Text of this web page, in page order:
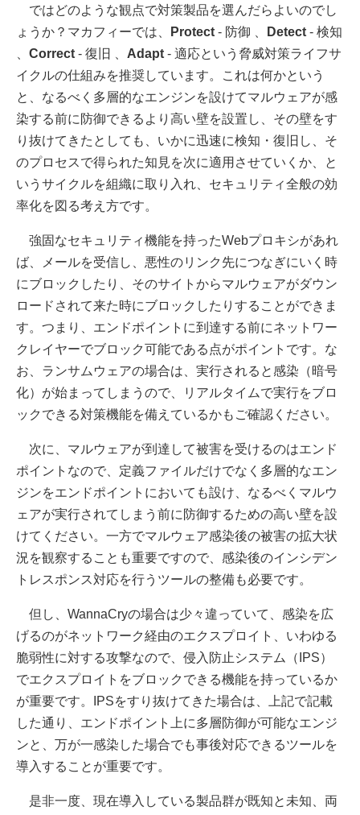
ではどのような観点で対策製品を選んだらよいのでし
ょうか？マカフィーでは、
Protect - 防御 、 Detect - 検知
Correct - 復旧 、 Adapt - 適応という脅威対策ライフサ
イクルの仕組みを推奨しています。これは何かという
と、なるべく多層的なエンジンを設けてマルウェアが感
染する前に防御できるより高い壁を設置し、その壁をす
り抜けてきたとしても、いかに迅速に検知・復旧し、そ
のプロセスで得られた知見を次に適用させていくか、と
いうサイクルを組織に取り入れ、セキュリティ全般の効
率化を図る考え方です。
強固なセキュリティ機能を持ったWebプロキシがあれ
ば、メールを受信し、悪性のリンク先につなぎにいく時
にブロックしたり、そのサイトからマルウェアがダウン
ロードされて来た時にブロックしたりすることができま
す。つまり、エンドポイントに到達する前にネットワー
クレイヤーでブロック可能である点がポイントです。な
お、ランサムウェアの場合は、実行されると感染（暗号
化）が始まってしまうので、リアルタイムで実行をブロ
ックできる対策機能を備えているかもご確認ください。
次に、マルウェアが到達して被害を受けるのはエンド
ポイントなので、定義ファイルだけでなく多層的なエン
ジンをエンドポイントにおいても設け、なるべくマルウ
ェアが実行されてしまう前に防御するための高い壁を設
けてください。一方でマルウェア感染後の被害の拡大状
況を観察することも重要ですので、感染後のインシデン
トレスポンス対応を行うツールの整備も必要です。
但し、WannaCryの場合は少々違っていて、感染を広
げるのがネットワーク経由のエクスプロイト、いわゆる
脆弱性に対する攻撃なので、侵入防止システム（IPS）
でエクスプロイトをブロックできる機能を持っているか
が重要です。IPSをすり抜けてきた場合は、上記で記載
した通り、エンドポイント上に多層防御が可能なエンジ
ンと、万が一感染した場合でも事後対応できるツールを
導入することが重要です。
是非一度、現在導入している製品群が既知と未知、両